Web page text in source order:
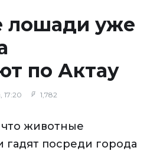
лошади уже
по Актау
17:20 1,782
животные
гадят посреди города